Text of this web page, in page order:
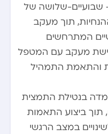
שלושה של
תוך מעקב
המתרחשים
מעקב עם המטפל
והתאמת התמהיל
בנטילת התמצית
תוך ביצוע התאמות
במצב הרגשי